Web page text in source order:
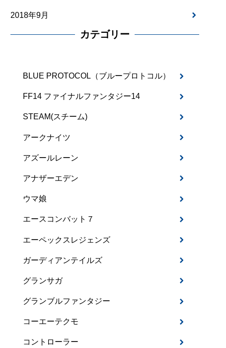
2018年9月
カテゴリー
BLUE PROTOCOL（ブループロトコル）
FF14 ファイナルファンタジー14
STEAM(スチーム)
アークナイツ
アズールレーン
アナザーエデン
ウマ娘
エースコンバット７
エーペックスレジェンズ
ガーディアンテイルズ
グランサガ
グランブルファンタジー
コーエーテクモ
コントローラー